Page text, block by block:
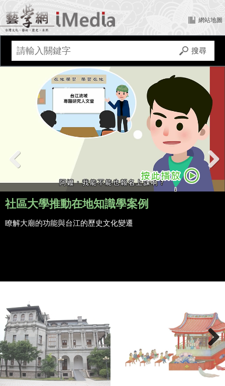
網站地圖
社區大學推動在地知識學案例
瞭解大廟的功能與台江的歷史文化變遷
Next
Next